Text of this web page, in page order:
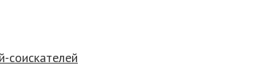
соискателей